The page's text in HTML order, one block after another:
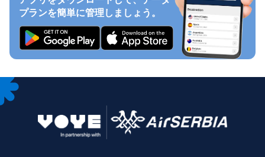
プランを簡単に管理しましょう。